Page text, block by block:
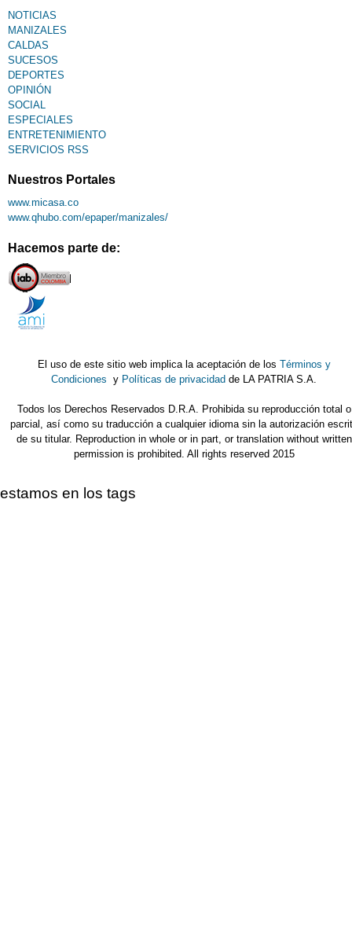
NOTICIAS
MANIZALES
CALDAS
SUCESOS
DEPORTES
OPINIÓN
SOCIAL
ESPECIALES
ENTRETENIMIENTO
SERVICIOS RSS
Nuestros Portales
www.micasa.co
www.qhubo.com/epaper/manizales/
Hacemos parte de:
El uso de este sitio web implica la aceptación de los Términos y
Condiciones y Políticas de privacidad de LA PATRIA S.A.
Todos los Derechos Reservados D.R.A. Prohibida su reproducción total o
parcial, así como su traducción a cualquier idioma sin la autorización
de su titular. Reproduction in whole or in part, or translation without written
permission is prohibited. All rights reserved 2015
estamos en los tags